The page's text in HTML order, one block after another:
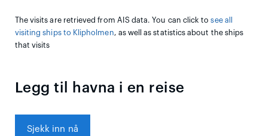
The visits are retrieved from AIS data. You can click tosee all
visiting ships to Klipholmen, as well as statistics about the ships
that visits
Legg til havna i en reise
Sjekk inn nå